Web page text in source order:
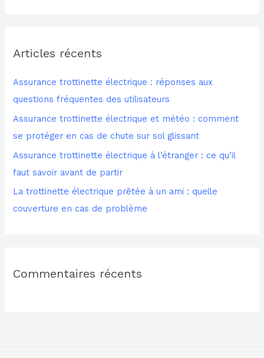
e
c
h
e
r
:
Articles récents
Assurance trottinette électrique : réponses aux
questions fréquentes des utilisateurs
Assurance trottinette électrique et météo : comment
se protéger en cas de chute sur sol glissant
Assurance trottinette électrique à l’étranger : ce qu’il
faut savoir avant de partir
La trottinette électrique prêtée à un ami : quelle
couverture en cas de problème
Commentaires récents